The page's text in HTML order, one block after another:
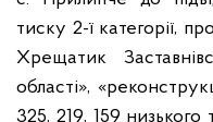
тиску 2-ї категорії,
Хрещатик
області»,
325, 219, 159 низького